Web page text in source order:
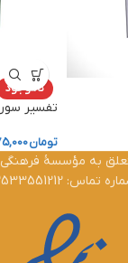
ناموجود
تفسیر
تومان
به مؤسسۀ
تماس: 02533551212